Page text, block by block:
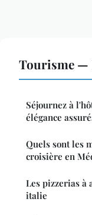
Tourisme —
Séjournez à
élégance
Quels sont les
croisière en
Les pizzerias à
italie